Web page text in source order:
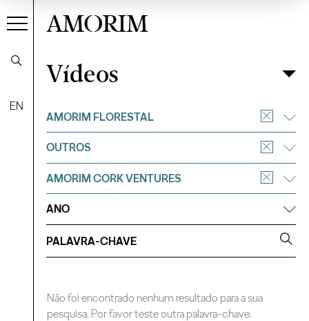
EN
AMORIM
VídeosFiltrar
Vídeos
AMORIM FLORESTAL
OUTROS
AMORIM CORK VENTURES
ANO
Não foi encontrado nenhum resultado para a sua
pesquisa. Por favor teste outra palavra-chave.